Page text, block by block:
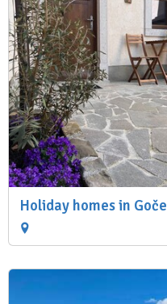
Holiday homes in Goče